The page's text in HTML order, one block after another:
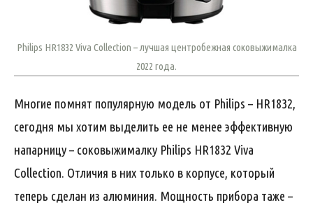
Philips HR1832 Viva Collection – лучшая центробежная соковыжималка
2022 года.
Многие помнят популярную модель от Philips – HR1832,
сегодня мы хотим выделить ее не менее эффективную
напарницу – соковыжималку Philips HR1832 Viva
Collection. Отличия в них только в корпусе, который
теперь сделан из алюминия. Мощность прибора таже –